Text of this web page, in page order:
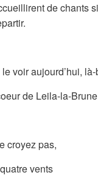
de chants
voir aujourd’hui, là-
de Leila-la-
croyez pas,
vents